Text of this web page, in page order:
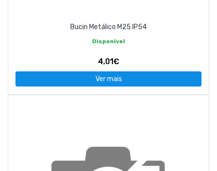
Bucin Metálico M25 IP54
Disponível
4,01€
Ver mais